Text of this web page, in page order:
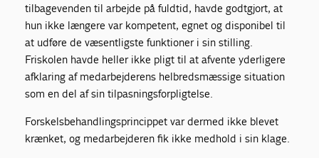
tilbagevenden til arbejde på fuldtid, havde godtgjort, at
hun ikke længere var kompetent, egnet og disponibel til
at udføre de væsentligste funktioner i sin stilling.
Friskolen havde heller ikke pligt til at afvente yderligere
afklaring af medarbejderens helbredsmæssige situation
som en del af sin tilpasningsforpligtelse.
Forskelsbehandlingsprincippet var dermed ikke blevet
krænket, og medarbejderen fik ikke medhold i sin klage.